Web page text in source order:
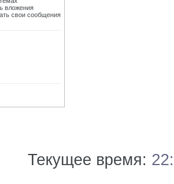
вложения
свои сообщения
Текущее время: